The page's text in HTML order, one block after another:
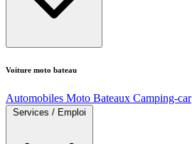
Voiture moto bateau
Automobiles Moto Bateaux Camping-car
Services / Emploi